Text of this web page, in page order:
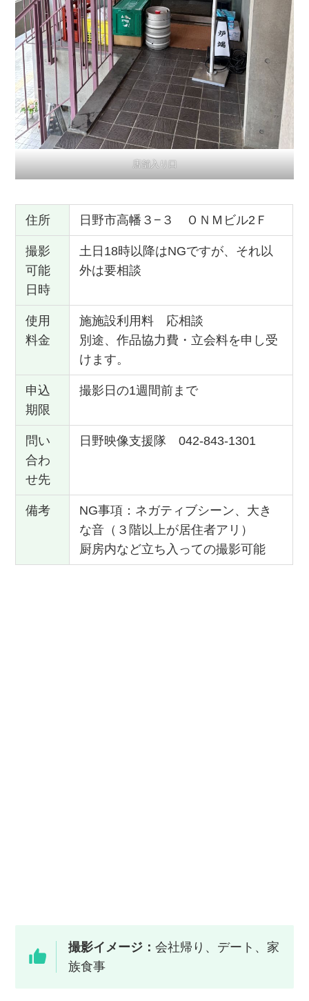
店舗入り口
住所 日野市高幡３−３ ＯＮＭビル2Ｆ
撮影
可能
日時
土日18時以降はNGですが、それ以
外は要相談
使用
料金
施施設利用料 応相談
別途、作品協力費・立会料を申し受
けます。
申込
期限
撮影日の1週間前まで
問い
合わ
せ先
日野映像支援隊 042-843-1301
備考
NG事項：ネガティブシーン、大き
な音（３階以上が居住者アリ）
厨房内など立ち入っての撮影可能
撮影イメージ： 会社帰り、デート、家
族食事